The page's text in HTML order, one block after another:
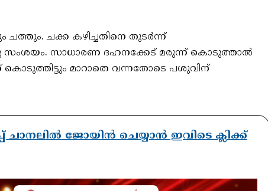
ചത്തും. ചക്ക കഴിച്ചതിനെ തുടര്‍ന്ന്
സംശയം. സാധാരണ ദഹനക്കേട് മരുന്ന് കൊടുത്താൽ
മാറാതെ വന്നതോടെ പശുവിന്
ചാനലിൽ ജോയിൻ ചെയ്യാൻ ഇവിടെ ക്ലിക്ക്